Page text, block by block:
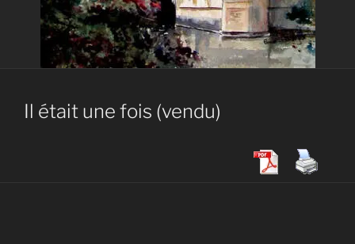
Il était une fois (vendu)